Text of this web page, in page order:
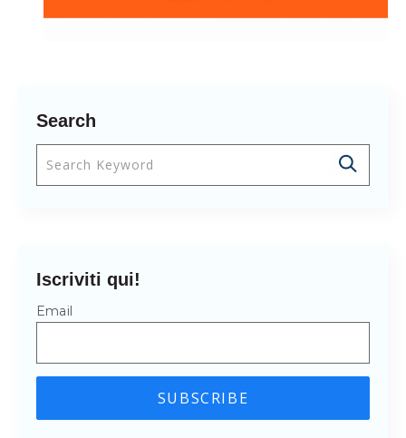
Search
Questo è un campo di ricerca con una
Iscriviti qui!
Email